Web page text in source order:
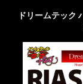
ドリームテック